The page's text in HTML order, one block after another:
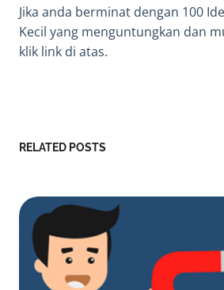
Jika anda berminat dengan 100
Kecil yang menguntungkan dan
klik link di atas.
RELATED POSTS